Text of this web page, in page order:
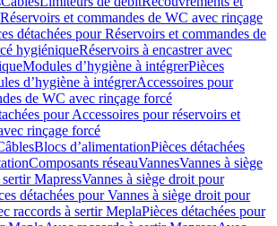
Réservoirs et commandes de WC avec rinçage
détachées pour Réservoirs et commandes de
hygiéniqueRéservoirs à encastrer avec
Modules d’hygiène à intégrerPièces
d’hygiène à intégrerAccessoires pour
de WC avec rinçage forcé
pour Accessoires pour réservoirs et
rinçage forcé
Blocs d’alimentationPièces détachées
Composants réseauVannesVannes à siège
MapressVannes à siège droit pour
détachées pour Vannes à siège droit pour
raccords à sertir MeplaPièces détachées pour